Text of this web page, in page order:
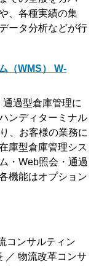
、各種実績の集
ータ分析などが行
（WMS） W-
通過型倉庫管理に
ンディターミナル
、お客様の業務に
庫型倉庫管理シス
・Web照会・通過
機能はオプション
コンサルティン
物流改革コンサ